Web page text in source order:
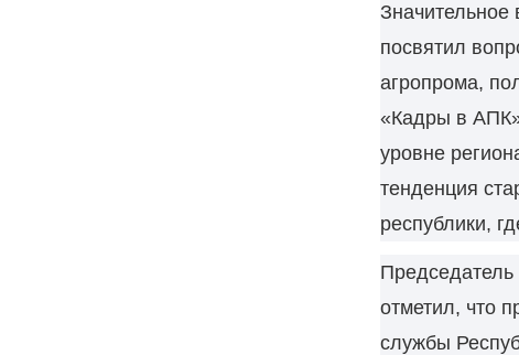
посвятил
агропрома,
«Кадры в
уровне
тенденция
республики,
отметил, что
службы